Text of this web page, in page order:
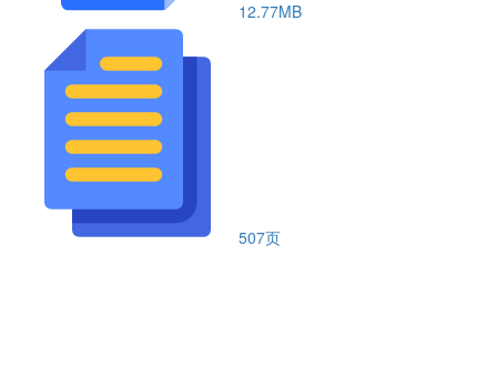
12.77MB
507页